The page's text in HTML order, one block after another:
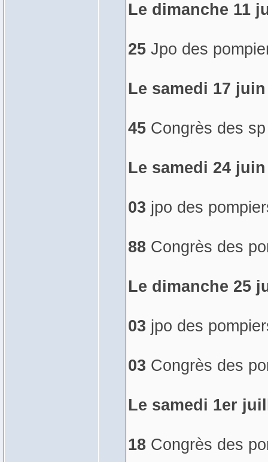
Le dimanche 11
25Jpo des
Le samedi 17 juin
45Congrès des
Le samedi 24 juin
03 jpo des
88Congrès des
Le dimanche 25
03 jpo des
03 Congrès des
Le samedi 1er
18Congrès des